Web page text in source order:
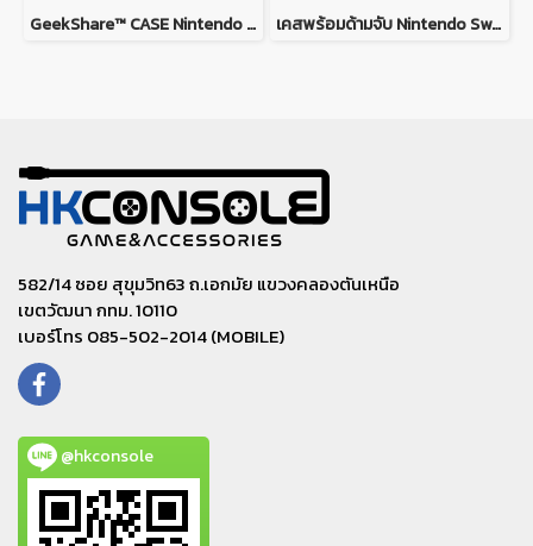
GeekShare™ CASE Nintendo Switch / Switch OLED MODEL เคส TPU เนื้อนิ่ม ยางซิลิโคน ลาย Evagalion PINK and RED เคสพร้อมด้ามจับ Nintendo Switch V.1/V.2 ยี่ห้อ Ipega เสียบและใช้งานได้ทันที Case controller For Nintendo Switch V.1/V.2
582/14 ซอย สุขุมวิท63 ถ.เอกมัย แขวงคลองตันเหนือ
เขตวัฒนา กทม. 10110
เบอร์โทร 085-502-2014 (MOBILE)
@hkconsole